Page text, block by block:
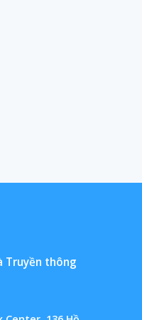
Truyền thông